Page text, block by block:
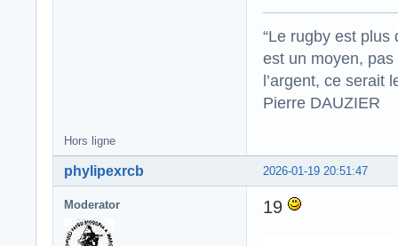
“Le rugby est plus
est un moyen,
l’argent, ce serait
Pierre DAUZIER
Hors ligne
2026-01-19 20:51:47
phylipexrcb
Moderator 19